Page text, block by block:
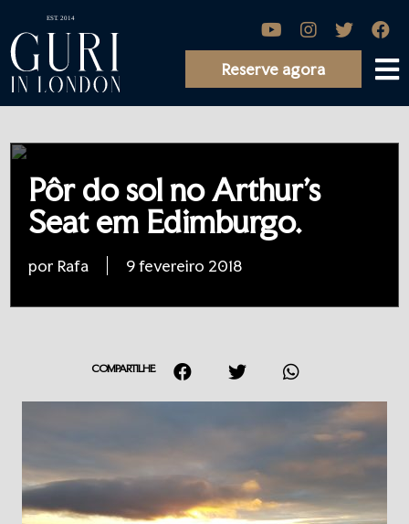
Reserve agora
Pôr do sol no Arthur’s
Seat em Edimburgo.
por Rafa 9 fevereiro 2018
COMPARTILHE